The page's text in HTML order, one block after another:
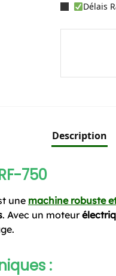
Délais
Description
750
une machine robuste
. Avec un moteur
: